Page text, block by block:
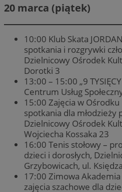
20 marca (piątek)
10:00 Klub Skata
spotkania i rozgrywki
Dzielnicowy Ośrodek
Dorotki 3
13:00 – 15:00 „9
Centrum Usług
15:00 Zajęcia w
spotkania dla młodzieży
Dzielnicowy Ośrodek
Wojciecha Kossaka 23
16:00 Tenis stołowy –
dzieci i dorosłych,
Grzybowicach, ul.
17:00 Zimowa
zajęcia szachowe dla